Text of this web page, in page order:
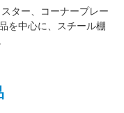
ター
コーナープレー
を中心に、スチール棚